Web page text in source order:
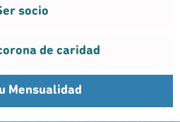
socio
de caridad
Mensualidad